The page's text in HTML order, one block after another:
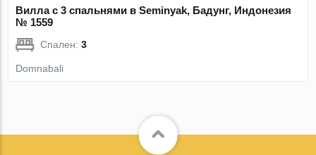
Вилла с 3 спальнями в Seminyak, Бадунг, Индонезия
№ 1559
Спален:3
Domnabali